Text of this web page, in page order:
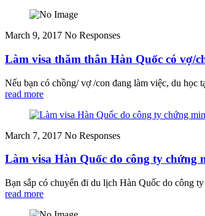
March 9, 2017 No Responses
Làm visa thăm thân Hàn Quốc có vợ/
Nếu bạn có chồng/ vợ /con đang làm việc, du học
read more
March 7, 2017 No Responses
Làm visa Hàn Quốc do công ty chứng
Bạn sắp có chuyến đi du lịch Hàn Quốc do công
read more